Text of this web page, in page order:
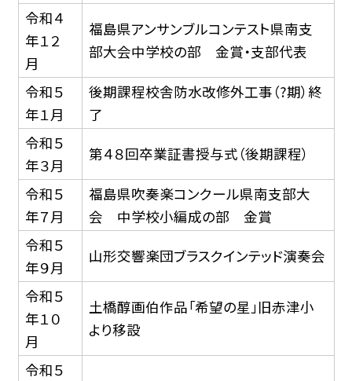
令和４
年１２
月
福島県アンサンブルコンテスト県南支
部大会中学校の部 金賞・支部代表
令和５
年１月
後期課程校舎防水改修外工事（?期）終
了
令和５
年３月
第４８回卒業証書授与式（後期課程）
令和５
年７月
福島県吹奏楽コンクール県南支部大
会 中学校小編成の部 金賞
令和５
年９月
山形交響楽団ブラスクインテッド演奏会
令和５
年１０
月
土橋醇画伯作品「希望の星」旧赤津小
より移設
令和５